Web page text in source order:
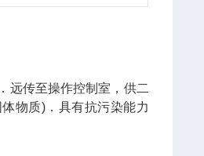
远传至操作控制室，供二
物质)．具有抗污染能力